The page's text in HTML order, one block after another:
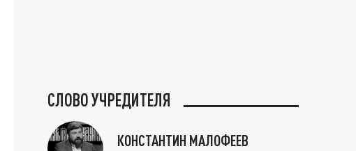
СЛОВО УЧРЕДИТЕЛЯ
КОНСТАНТИН МАЛОФЕЕВ